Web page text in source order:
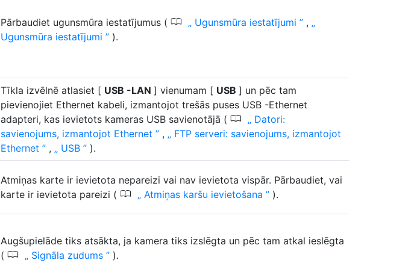
Pārbaudiet ugunsmūra iestatījumus ( 0 Ugunsmūra iestatījumi
,
Ugunsmūra iestatījumi
).
Tīkla izvēlnē atlasiet [ USB -LAN ] vienumam [ USB ] un pēc tam
pievienojiet Ethernet kabeli, izmantojot trešās puses USB -Ethernet
adapteri, kas ievietots kameras USB savienotājā ( 0
Datori:
savienojums, izmantojot Ethernet
,
FTP serveri: savienojums, izmantojot
Ethernet
, USB ).
Atmiņas karte ir ievietota nepareizi vai nav ievietota vispār. Pārbaudiet, vai
karte ir ievietota pareizi ( 0 Atmiņas karšu ievietošana ).
Augšupielāde tiks atsākta, ja kamera tiks izslēgta un pēc tam atkal ieslēgta
( 0 Signāla zudums ).